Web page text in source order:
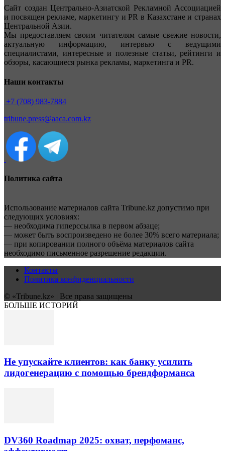
Сайт создан Центрально-Азиатской Рекламной Ассоциацией
и посвящен рекламе, маркетингу и PR в Казахстане и странах
Центральной Азии.
Мы предоставляем своим читателям самые свежие новости,
актуальную информацию, интервью с ведущими
специалистами, интересные и полезные статьи, рейтинги и
обзоры, касающиеся рынка рекламы, маркетинга и PR.
Наши контакты
+7 (708) 983-7884
tribune.press@aaca.com.kz
Политика сайта
Использование материалов сайта Tribune.kz допустимо при
следующих условиях:
— необходима гиперссылка в первом абзаце;
— может быть воспроизведено не более 30% всего материала;
— при копировании полного объёма материалов сайта
необходимо письменное разрешение редакции.
Контакты
Политика конфиденциальности
© «Tribune.kz» | Все права защищены
БОЛЬШЕ ИСТОРИЙ
Не упускайте клиентов: как банку усилить
лидогенерацию с помощью брендформанса
DV360 Roadmap 2025: охват, перфоманс,